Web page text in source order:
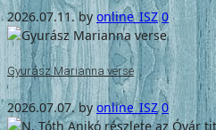
2026.07.11. by online_ISZ 0
Gyurász Marianna verse
2026.07.07. by online_ISZ 0